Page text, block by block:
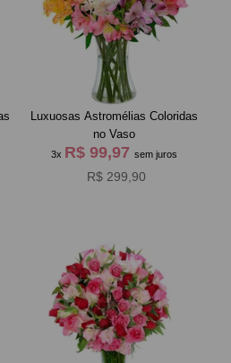
Luxuosas Astromélias Coloridas
no Vaso
3x R$ 99,97sem juros
R$ 299,90